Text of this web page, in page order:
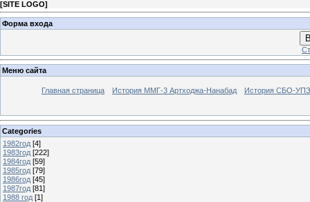
[SITE LOGO]
Форма входа
Меню сайта
Главная страница История ММГ-3 Артходжа-Нанабад История СБО-УПЗ
Categories
1982год [4]
1983год [222]
1984год [59]
1985год [79]
1986год [45]
1987год [81]
1988 год [1]